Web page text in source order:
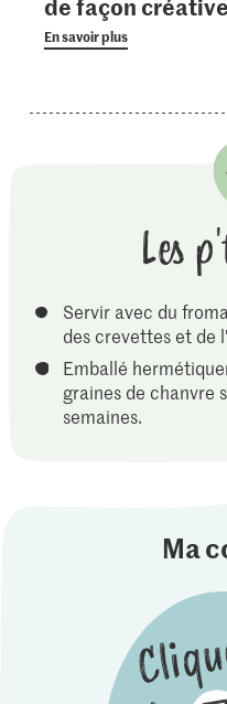
En savoir plus
Les
Servir avec du
des crevettes et de
Emballé
graines de chanvre
semaines.
Ma